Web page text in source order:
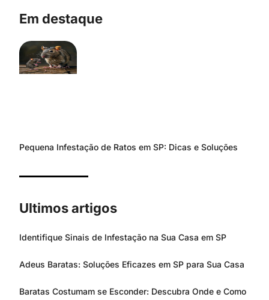
Em destaque
Pequena Infestação de Ratos em SP: Dicas e Soluções
Ultimos artigos
Identifique Sinais de Infestação na Sua Casa em SP
Adeus Baratas: Soluções Eficazes em SP para Sua Casa
Baratas Costumam se Esconder: Descubra Onde e Como